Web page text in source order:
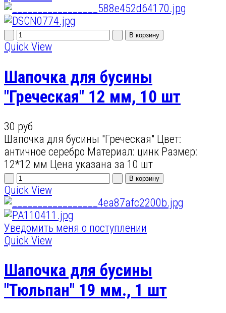
Quick View
Шапочка для бусины
"Греческая" 12 мм, 10 шт
30 руб
Шапочка для бусины "Греческая" Цвет:
античное серебро Материал: цинк Размер:
12*12 мм Цена указана за 10 шт
Quick View
Уведомить меня о поступлении
Quick View
Шапочка для бусины
"Тюльпан" 19 мм., 1 шт